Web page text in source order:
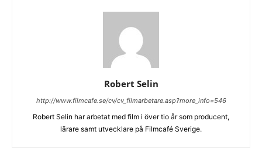
Robert Selin
http://www.filmcafe.se/cv/cv_filmarbetare.asp?more_info=546
Robert Selin har arbetat med film i över tio år som producent,
lärare samt utvecklare på Filmcafé Sverige.